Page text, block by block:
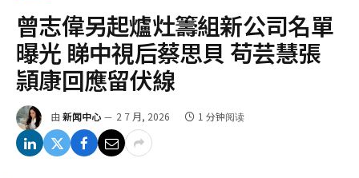
曾志偉另起爐灶籌組新公司名單
曝光 睇中視后蔡思貝 苟芸慧張
頴康回應留伏線
由 新闻中心 2 7 月, 2026 1 分钟阅读